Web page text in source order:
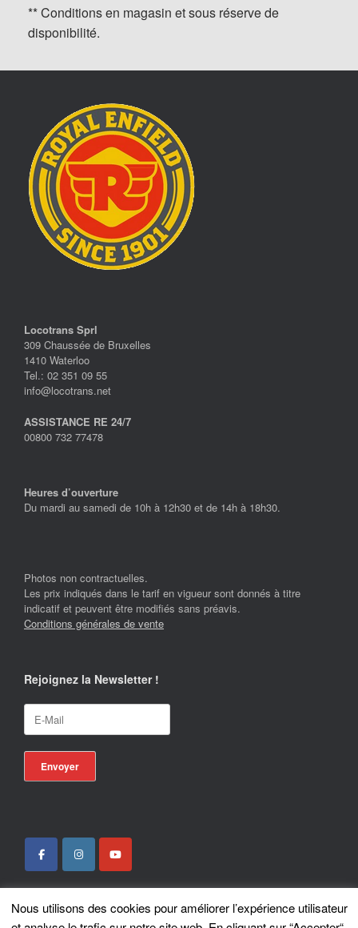
** Conditions en magasin et sous réserve de
disponibilité.
Locotrans Sprl
309 Chaussée de Bruxelles
1410 Waterloo
Tel.: 02 351 09 55
info@locotrans.net
ASSISTANCE RE 24/7
00800 732 77478
Heures d’ouverture
Du mardi au samedi de 10h à 12h30 et de 14h à 18h30.
Photos non contractuelles.
Les prix indiqués dans le tarif en vigueur sont donnés à titre
indicatif et peuvent être modifiés sans préavis.
Conditions générales de vente
Rejoignez la Newsletter !
Locotrans SPRL - Exclusive Store Royal Enfield - Royal Enfield Brussels - ©
Nous utilisons des cookies pour améliorer l’expérience utilisateur